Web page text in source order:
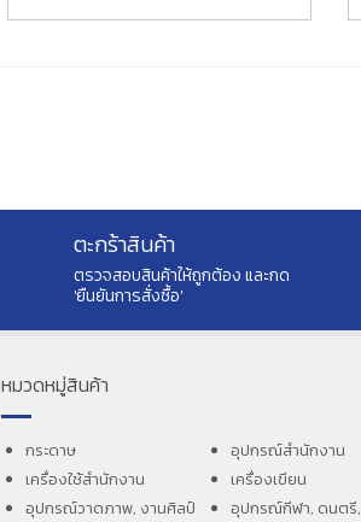
ตะกร้าสินค้า
ตรวจสอบสินค้าให้ถูกต้อง และกด
'ยืนยันการสั่งซื้อ'
หมวดหมู่สินค้า
กระดาษ
อุปกรณ์สำนักงาน
เครื่องใช้สำนักงาน
เครื่องเขียน
อุปกรณ์วาดภาพ, งานศิลป์
อุปกรณ์กีฬา, ดนตรี,